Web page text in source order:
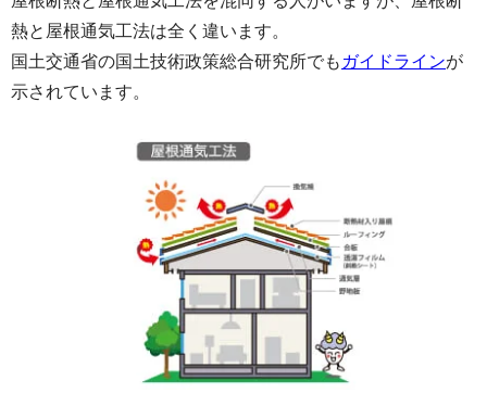
熱と屋根通気工法は全く違います。
国土交通省の国土技術政策総合研究所でも ガイドラインが
示されています。